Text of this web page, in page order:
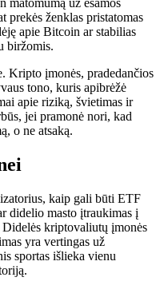
ženklas pristatomas
apie Bitcoin ar stabilias
biržomis.
Kripto įmonės, pradedančios
tono, kuris apibrėžė
apie riziką, švietimas ir
jei pramonė nori, kad
o ne atsaką.
kaip gali būti ETF
didelio masto įtraukimas į
Didelės kriptovaliutų įmonės
yra vertingas už
sportas išlieka vienu